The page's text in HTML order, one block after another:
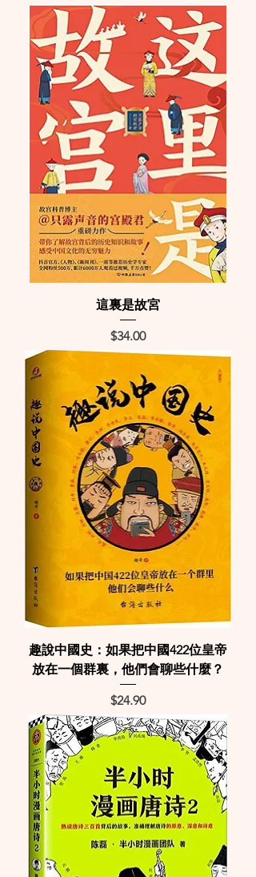
這裏是故宮
Price
$34.00
趣說中國史：如果把中國422位皇帝
放在一個群裏，他們會聊些什麼？
Price
$24.90